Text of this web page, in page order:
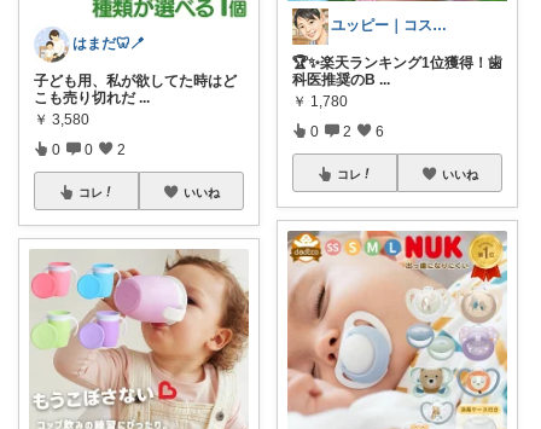
はまだ🦷🪥
子ども用、私が欲してた時はど
こも売り切れだ ...
￥ 3,580
0 0 2
コレ いいね
ユッピー｜コスメと子育てROOM
🏆✨楽天ランキング1位獲得！歯
科医推奨のB ...
￥ 1,780
0 2 6
コレ いいね